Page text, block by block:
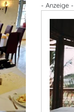
- Anzeige -